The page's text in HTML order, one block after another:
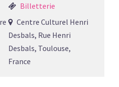
Billetterie
Centre Culturel Henri
Desbals, Rue Henri
Desbals, Toulouse,
France